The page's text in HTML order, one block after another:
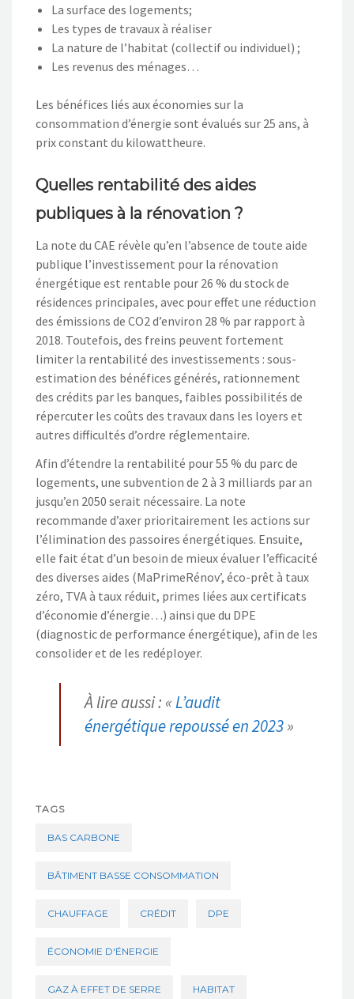
La surface des logements;
Les types de travaux à réaliser
La nature de l’habitat (collectif ou individuel) ;
Les revenus des ménages…
Les bénéfices liés aux économies sur la
consommation d’énergie sont évalués sur 25 ans, à
prix constant du kilowattheure.
Quelles rentabilité des aides
publiques à la rénovation ?
La note du CAE révèle qu’en l’absence de toute aide
publique l’investissement pour la rénovation
énergétique est rentable pour 26 % du stock de
résidences principales, avec pour effet une réduction
des émissions de CO2 d’environ 28 % par rapport à
2018. Toutefois, des freins peuvent fortement
limiter la rentabilité des investissements : sous-
estimation des bénéfices générés, rationnement
des crédits par les banques, faibles possibilités de
répercuter les coûts des travaux dans les loyers et
autres difficultés d’ordre réglementaire.
Afin d’étendre la rentabilité pour 55 % du parc de
logements, une subvention de 2 à 3 milliards par an
jusqu’en 2050 serait nécessaire. La note
recommande d’axer prioritairement les actions sur
l’élimination des passoires énergétiques. Ensuite,
elle fait état d’un besoin de mieux évaluer l’efficacité
des diverses aides (MaPrimeRénov’, éco-prêt à taux
zéro, TVA à taux réduit, primes liées aux certificats
d’économie d’énergie…) ainsi que du DPE
(diagnostic de performance énergétique), afin de les
consolider et de les redéployer.
À lire aussi : «L’audit
énergétique repoussé en 2023»
TAGS
BAS CARBONE
BÂTIMENT BASSE CONSOMMATION
CHAUFFAGE CRÉDIT DPE
ÉCONOMIE D'ÉNERGIE
GAZ À EFFET DE SERRE HABITAT